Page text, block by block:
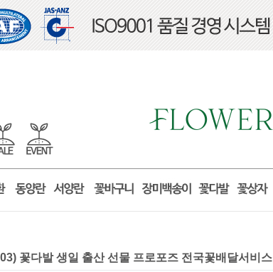
꽃다발 생일 출산 선물 프로포즈 전국꽃배달서비스